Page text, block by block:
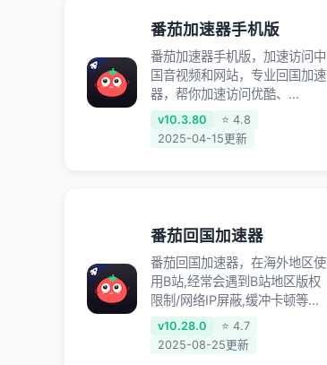
番茄加速器手机版
番茄加速器手机版，加速访问中
国音视频和网站，专业回国加速
器，帮你加速访问优酷、
bilibili、腾讯视频、爱奇艺等，
加速国服游戏，例如原神、阴阳
各种服务,回国加速器致力于帮
助海外华人和留学生、港澳台地
区用户提供最好的回国游戏和音
乐视频加速服务，可以在海外或
港澳台地区流畅加速国服游戏和
音视频服务，提供专业稳定的全
球回国线路和游戏加速专线。能
v10.3.80
⭐ 4.8
2025-04-15更新
番茄回国加速器
番茄回国加速器，在海外地区使
用B站,经常会遇到B站地区版权
限制/网络IP屏蔽,缓冲卡顿等问
题,使用我们的哔哩哔哩专用回
国VPN,可加速解决各类网络问
v10.28.0
⭐ 4.7
2025-08-25更新